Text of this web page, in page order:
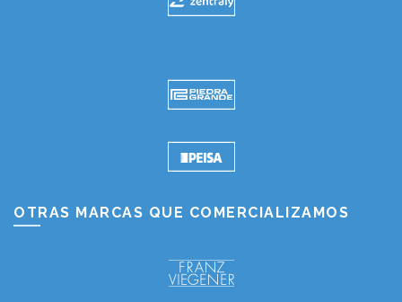
OTRAS MARCAS QUE COMERCIALIZAMOS